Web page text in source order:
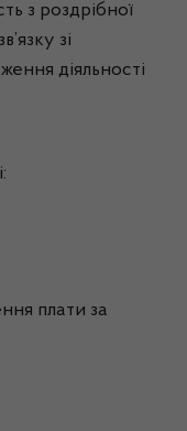
з роздрібної
зі
діяльності
плати за